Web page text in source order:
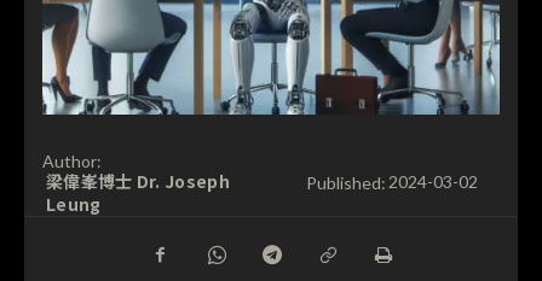
Author:
梁偉峯博士 Dr. Joseph
Leung
Published:2024-03-02